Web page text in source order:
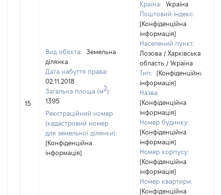
15
Вид об'єкта:
Земельна
ділянка
Дата набуття права:
02.11.2018
Загальна площа (м2):
1395
Реєстраційний номер
(кадастровий номер
для земельної ділянки):
[Конфіденційна
інформація]
Країна:
Україна
Поштовий індекс:
[Конфіденційна
інформація]
Населений пункт:
Лозова / Харківська
область / Україна
Тип:
[Конфіденційна
інформація]
Назва:
[Конфіденційна
інформація]
Номер будинку:
[Конфіденційна
інформація]
Номер корпусу:
[Конфіденційна
інформація]
Номер квартири:
[Конфіденційна